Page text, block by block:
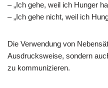
– „Ich gehe, weil ich Hunger
– „Ich gehe nicht, weil ich
Die Verwendung von
Ausdrucksweise, sondern
zu kommunizieren.